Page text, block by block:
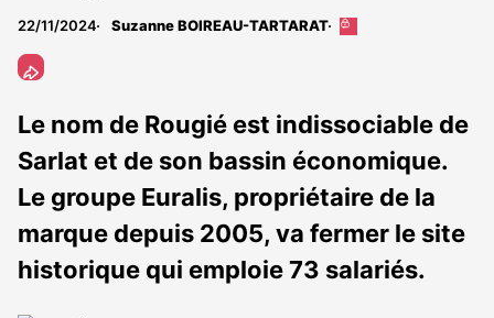
22/11/2024 Suzanne BOIREAU-TARTARAT
Cet
abonnés
Le nom de Rougié est indissociable de
Sarlat et de son bassin économique.
Le groupe Euralis, propriétaire de la
marque depuis 2005, va fermer le site
historique qui emploie 73 salariés.